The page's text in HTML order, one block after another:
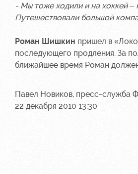
- Мы тоже ходили и на хоккей –
Путешествовали большой
Роман Шишкин пришел в
последующего продления. За
ближайшее время Роман
Павел Новиков, пресс-служба
22 декабря 2010 13:30